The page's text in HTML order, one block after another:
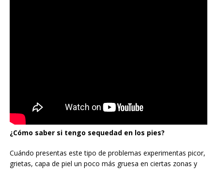
¿Cómo saber si tengo sequedad en los pies?
Cuándo presentas este tipo de problemas experimentas picor,
grietas, capa de piel un poco más gruesa en ciertas zonas y